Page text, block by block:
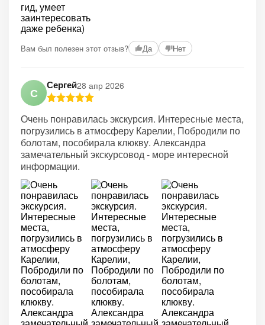
Вам был полезен этот отзыв? Да Нет
С
Сергей28 апр 2026
Очень понравилась экскурсия. Интересные места,
погрузились в атмосферу Карелии, Побродили по
болотам, пособирала клюкву. Александра
замечательный экскурсовод - море интересной
информации.